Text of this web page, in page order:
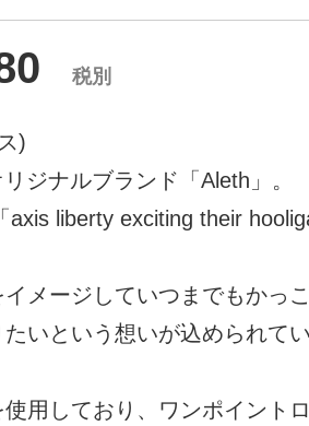
税別
)
ジナルブランド「Aleth」。
axis liberty exciting their
イメージしていつまでもかっ
いという想いが込められて
用しており、ワンポイント